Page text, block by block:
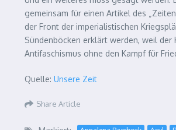
gemeinsam für einen Artikel des
der Front der imperialistischen
Sündenböcken erklärt werden, weil
Antifaschismus ohne den Kampf für
Quelle: Unsere Zeit
Share Article